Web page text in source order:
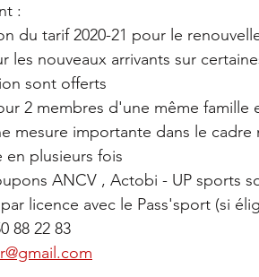
:
du tarif 2020-21 pour le
les nouveaux arrivants sur
sont offerts
2 membres d'une même famille
mesure importante dans le
en plusieurs fois
ANCV , Actobi - UP sports
licence avec le Pass'sport (si
88 22 83